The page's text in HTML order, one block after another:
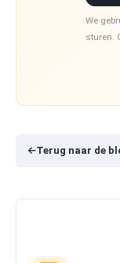
We
sturen.
Terug naar de